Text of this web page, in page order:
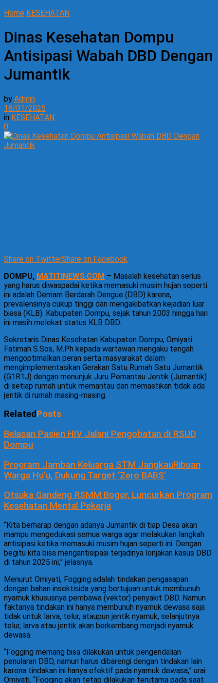
Home KESEHATAN
Dinas Kesehatan Dompu
Antisipasi Wabah DBD Dengan
Jumantik
by Admin
18/01/2025
in KESEHATAN
0
Share on TwitterShare on Facebook
DOMPU, MATITINEWS.COM – Masalah kesehatan serius
yang harus diwaspadai ketika memasuki musim hujan seperti
ini adalah Demam Berdarah Dengue (DBD) karena,
prevalensinya cukup tinggi dan mengakibatkan kejadian luar
biasa (KLB). Kabupaten Dompu, sejak tahun 2003 hingga hari
ini masih melekat status KLB DBD.
Sekretaris Dinas Kesehatan Kabupaten Dompu, Omiyati
Fatimah S.Sos, M.Ph kepada wartawan mengaku tengah
mengoptimalkan peran serta masyarakat dalam
mengimplementasikan Gerakan Satu Rumah Satu Jumantik
(G1R1J) dengan menunjuk Juru Pemantau Jentik (Jumantik)
di setiap rumah untuk memantau dan memastikan tidak ada
jentik di rumah masing-masing.
RelatedPosts
Belasan Pasien HIV Jalani Pengobatan di RSUD
Dompu
Program Jamban Keluarga STM JangkauRibuan
Warga Hu’u, Dukung Target ‘Zero BABS’
Otsuka Gandeng RSMM Bogor, Luncurkan Program
Kesehatan Mental Pekerja
“Kita berharap dengan adanya Jumantik di tiap Desa akan
mampu mengedukasi semua warga agar melakukan langkah
antisipasi ketika memasuki musim hujan seperti ini. Dengan
begitu kita bisa mengantisipasi terjadinya lonjakan kasus DBD
di tahun 2025 ini,” jelasnya.
Menurut Omiyati, Fogging adalah tindakan pengasapan
dengan bahan insektisida yang bertujuan untuk membunuh
nyamuk khususnya pembawa (vektor) penyakit DBD. Namun
faktanya tindakan ini hanya membunuh nyamuk dewasa saja
tidak untuk larva, telur, ataupun jentik nyamuk, selanjutnya
telur, larva atau jentik akan berkembang menjadi nyamuk
dewasa.
“Fogging memang bisa dilakukan untuk pengendalian
penularan DBD, namun harus dibarengi dengan tindakan lain
karena tindakan ini hanya efektif pada nyamuk dewasa,” urai
Omiyati. “Fogging akan tetap dilakukan terutama pada saat